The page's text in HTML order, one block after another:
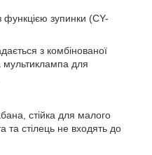
функцією зупинки (CY-
з комбінованої
мультиклампа для
стійка для малого
та стілець не входять до